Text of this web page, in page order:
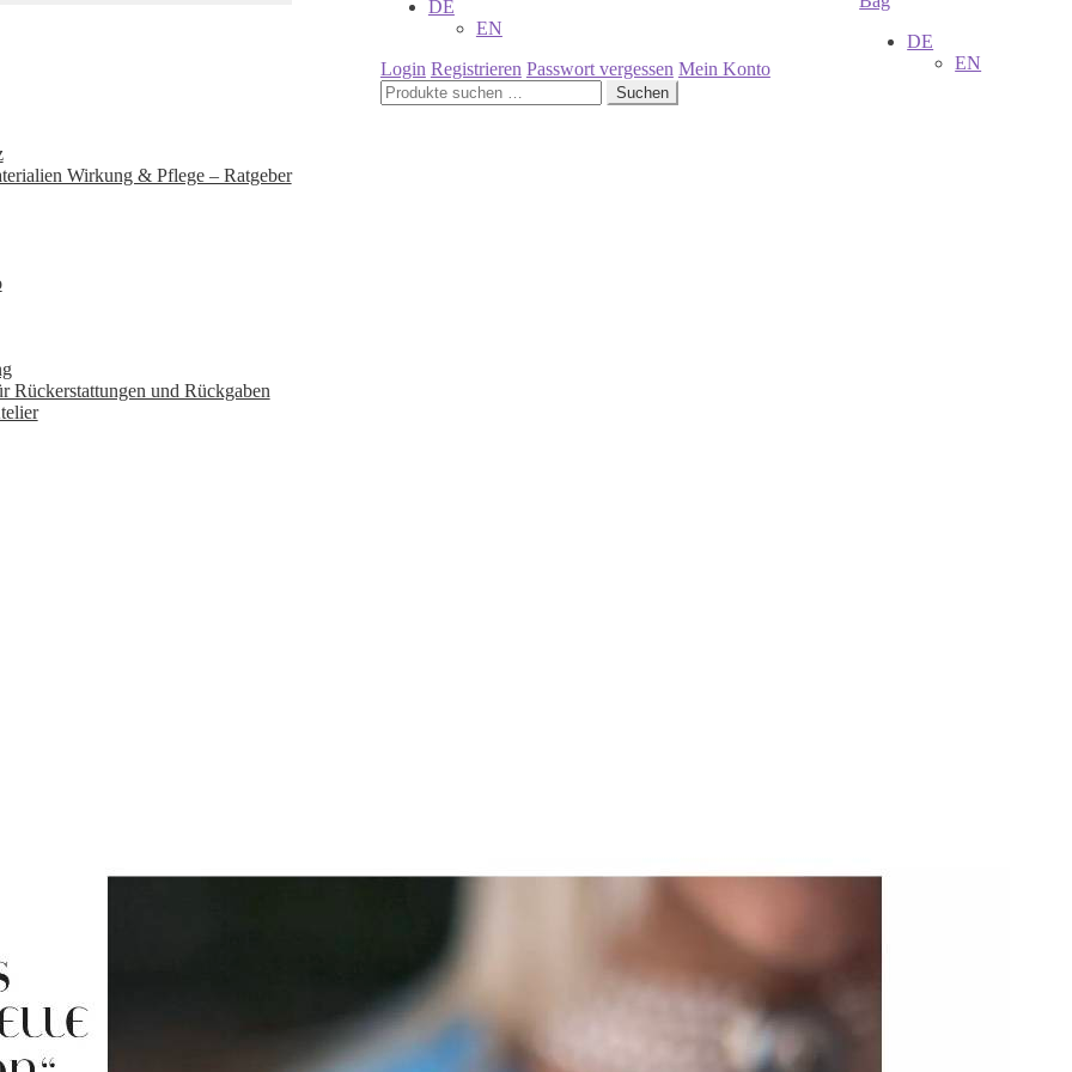
Wirkung & Pflege – Ratgeber
Rückerstattungen und Rückgaben
DE
EN
Login Registrieren Passwort vergessen Mein Konto
Suchen
nach:
Suchen
DE
EN